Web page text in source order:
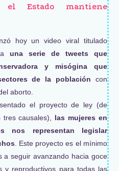
el Estado mantiene
hoy un video viral titulado
una serie de tweets que
y misógina que
de la población con
aborto.
el proyecto de ley (de
causales), las mujeres en
nos representan legislar
. Este proyecto es el mínimo
a seguir avanzando hacia goce
y reproductivos para todas las